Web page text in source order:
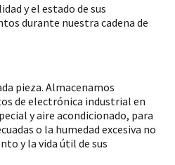
y el estado de sus
durante nuestra cadena de
pieza. Almacenamos
de electrónica industrial en
y aire acondicionado, para
o la humedad excesiva no
y la vida útil de sus